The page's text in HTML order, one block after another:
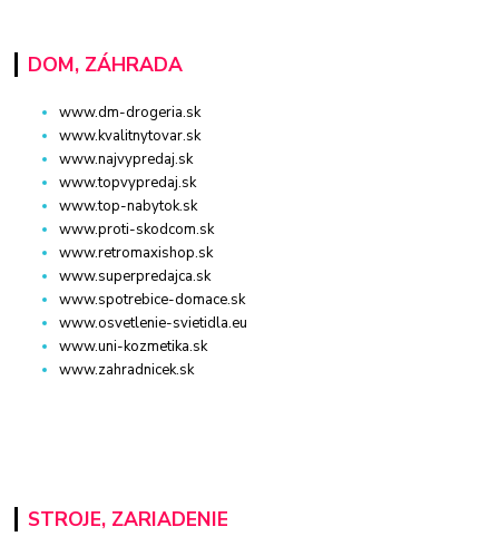
DOM, ZÁHRADA
www.dm-drogeria.sk
www.kvalitnytovar.sk
www.najvypredaj.sk
www.topvypredaj.sk
www.top-nabytok.sk
www.proti-skodcom.sk
www.retromaxishop.sk
www.superpredajca.sk
www.spotrebice-domace.sk
www.osvetlenie-svietidla.eu
www.uni-kozmetika.sk
www.zahradnicek.sk
STROJE, ZARIADENIE